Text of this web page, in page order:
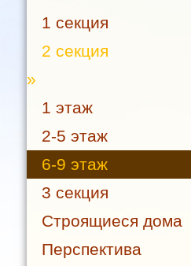
1 секция
2 секция
»
1 этаж
2-5 этаж
6-9 этаж
3 секция
Строящиеся дома
Перспектива